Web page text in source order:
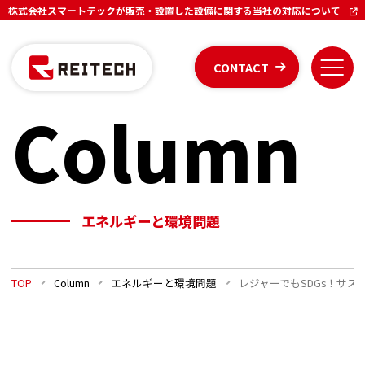
株式会社スマートテックが販売・設置した設備に関する当社の対応について
CONTACT
Column
エネルギーと環境問題
TOP Column エネルギーと環境問題 レジャーでもSDGs！サ